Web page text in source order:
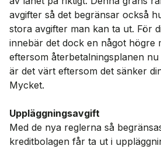
avgifter så det begränsar också
stora avgifter man kan ta ut. För
innebär det dock en något högre
eftersom återbetalningsplanen
är det värt eftersom det sänker
Mycket.
Uppläggningsavgift
Med de nya reglerna så
kreditbolagen får ta ut i